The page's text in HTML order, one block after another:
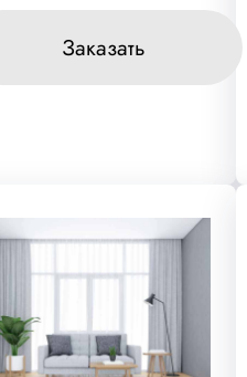
Заказать